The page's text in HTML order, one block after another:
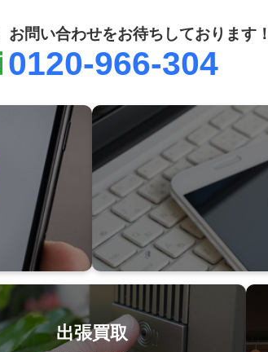
お問い合わせをお待ちしております！
0120-966-304
出張買取